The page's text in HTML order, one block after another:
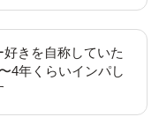
きを自称していた
4年くらいインパし